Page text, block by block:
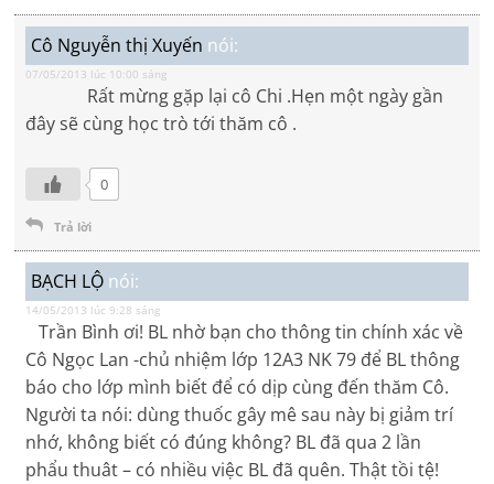
Cô Nguyễn thị Xuyến nói:
07/05/2013 lúc 10:00 sáng
Rất mừng gặp lại cô Chi .Hẹn một ngày gần
đây sẽ cùng học trò tới thăm cô .
0
Trả lời
BẠCH LỘ nói:
14/05/2013 lúc 9:28 sáng
Trần Bình ơi! BL nhờ bạn cho thông tin chính xác về
Cô Ngọc Lan -chủ nhiệm lớp 12A3 NK 79 để BL thông
báo cho lớp mình biết để có dịp cùng đến thăm Cô.
Người ta nói: dùng thuốc gây mê sau này bị giảm trí
nhớ, không biết có đúng không? BL đã qua 2 lần
phẩu thuât – có nhiều việc BL đã quên. Thật tồi tệ!